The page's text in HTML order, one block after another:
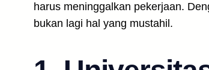
harus meninggalkan pekerjaan.
bukan lagi hal yang mustahil.